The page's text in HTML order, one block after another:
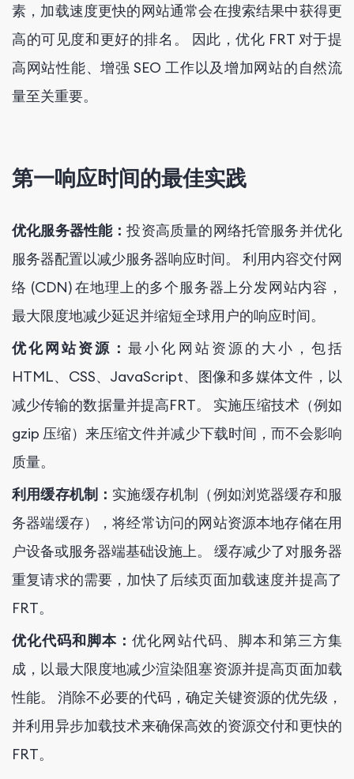
素，加载速度更快的网站通常会在搜索结果中获得更
高的可见度和更好的排名。 因此，优化 FRT 对于提
高网站性能、增强 SEO 工作以及增加网站的自然流
量至关重要。
第一响应时间的最佳实践
优化服务器性能：投资高质量的网络托管服务并优化
服务器配置以减少服务器响应时间。 利用内容交付网
络 (CDN) 在地理上的多个服务器上分发网站内容，
最大限度地减少延迟并缩短全球用户的响应时间。
优化网站资源：最小化网站资源的大小，包括
HTML、CSS、JavaScript、图像和多媒体文件，以
减少传输的数据量并提高FRT。 实施压缩技术（例如
gzip 压缩）来压缩文件并减少下载时间，而不会影响
质量。
利用缓存机制： 实施缓存机制（例如浏览器缓存和服
务器端缓存），将经常访问的网站资源本地存储在用
户设备或服务器端基础设施上。 缓存减少了对服务器
重复请求的需要，加快了后续页面加载速度并提高了
FRT。
优化代码和脚本：优化网站代码、脚本和第三方集
成，以最大限度地减少渲染阻塞资源并提高页面加载
性能。 消除不必要的代码，确定关键资源的优先级，
并利用异步加载技术来确保高效的资源交付和更快的
FRT。